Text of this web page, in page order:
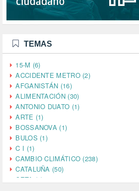
TEMAS
15-M (6)
ACCIDENTE METRO (2)
AFGANISTÁN (16)
ALIMENTACIÓN (30)
ANTONIO DUATO (1)
ARTE (1)
BOSSANOVA (1)
BULOS (1)
C I (1)
CAMBIO CLIMÁTICO (238)
CATALUÑA (50)
CETA (2)